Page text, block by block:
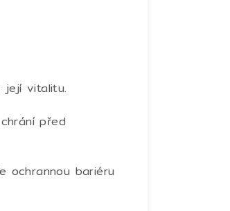
její vitalitu.
před
ochrannou bariéru